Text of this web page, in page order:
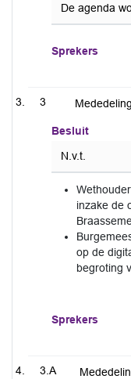
De agenda
Sprekers
3
Besluit
N.v.t.
inzake de
op de
begroting
Sprekers
3.A